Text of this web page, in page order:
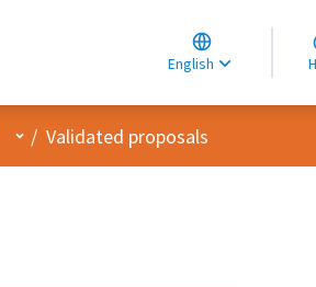
English
Choose language
Choisir la langue
Elegir el idioma
User menu
/ Validated proposals